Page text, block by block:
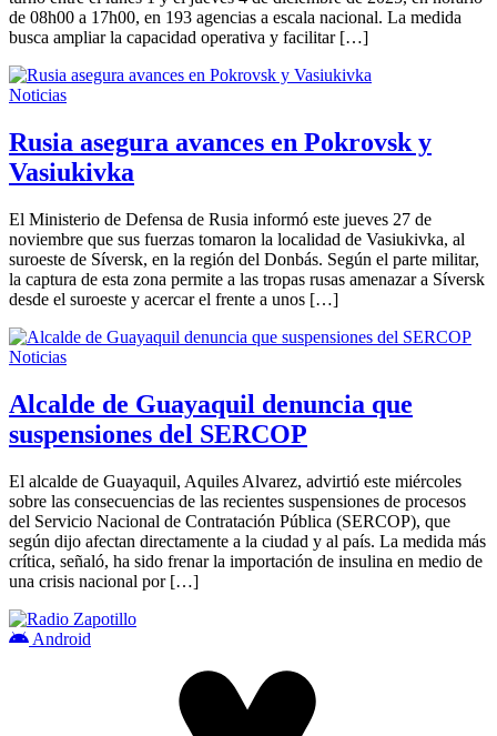
de 08h00 a 17h00, en 193 agencias a escala nacional. La medida
busca ampliar la capacidad operativa y facilitar […]
Noticias
Rusia asegura avances en Pokrovsk y
Vasiukivka
El Ministerio de Defensa de Rusia informó este jueves 27 de
noviembre que sus fuerzas tomaron la localidad de Vasiukivka, al
suroeste de Síversk, en la región del Donbás. Según el parte militar,
la captura de esta zona permite a las tropas rusas amenazar a Síversk
desde el suroeste y acercar el frente a unos […]
Noticias
Alcalde de Guayaquil denuncia que
suspensiones del SERCOP
El alcalde de Guayaquil, Aquiles Alvarez, advirtió este miércoles
sobre las consecuencias de las recientes suspensiones de procesos
del Servicio Nacional de Contratación Pública (SERCOP), que
según dijo afectan directamente a la ciudad y al país. La medida más
crítica, señaló, ha sido frenar la importación de insulina en medio de
una crisis nacional por […]
Android